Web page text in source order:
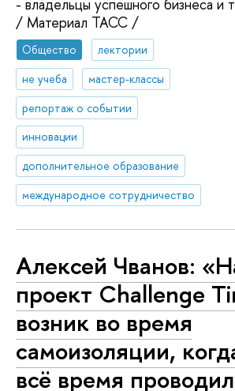
- владельцы успешного бизнеса
/ Материал ТАСС /
Общество
лектории
не учеба
мастер-классы
репортаж о событии
инновации
дополнительное образование
международное сотрудничество
Алексей Чванов:
проект Challenge
возник во время
самоизоляции,
всё время